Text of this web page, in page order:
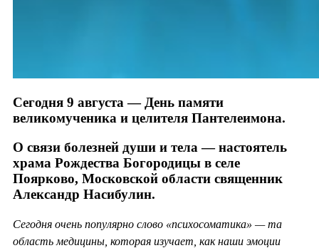
Сегодня 9 августа — День памяти
великомученика и целителя Пантелеимона.
О связи болезней души и тела — настоятель
храма Рождества Богородицы в селе
Поярково, Московской области священник
Александр Насибулин.
Сегодня очень популярно слово «психосоматика» — та
область медицины, которая изучает, как наши эмоции